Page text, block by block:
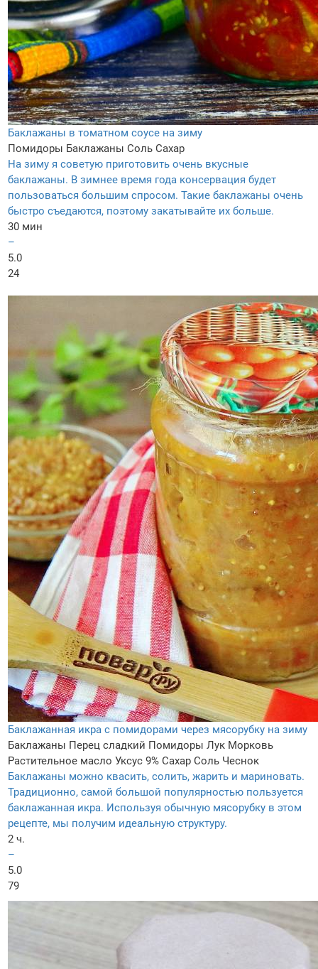
Баклажаны в томатном соусе на зиму
Помидоры Баклажаны Соль Сахар
На зиму я советую приготовить очень вкусные
баклажаны. В зимнее время года консервация будет
пользоваться большим спросом. Такие баклажаны очень
быстро съедаются, поэтому закатывайте их больше.
30 мин
–
5.0
24
Баклажанная икра с помидорами через мясорубку на зиму
Баклажаны Перец сладкий Помидоры Лук Морковь
Растительное масло Уксус 9% Сахар Соль Чеснок
Баклажаны можно квасить, солить, жарить и мариновать.
Традиционно, самой большой популярностью пользуется
баклажанная икра. Используя обычную мясорубку в этом
рецепте, мы получим идеальную структуру.
2 ч.
–
5.0
79